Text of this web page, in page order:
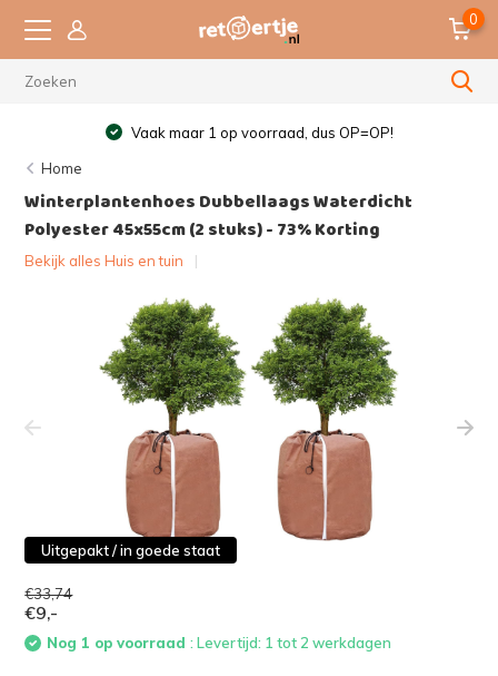
0
Vaak maar 1 op voorraad, dus OP=OP!
Home
Winterplantenhoes Dubbellaags Waterdicht
Polyester 45x55cm (2 stuks) - 73% Korting
Bekijk alles Huis en tuin
Uitgepakt / in goede staat
€33,74
€9,-
Nog 1 op voorraad: Levertijd: 1 tot 2 werkdagen